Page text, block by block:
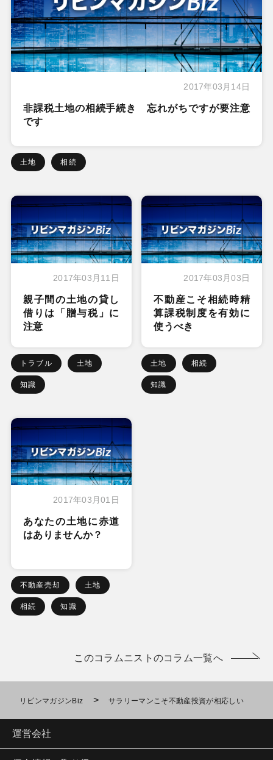
2017年03月14日
非課税土地の相続手続き 忘れがちですが要注意
です
土地 相続
2017年03月11日
親子間の土地の貸し
借りは「贈与税」に
注意
トラブル 土地
知識
2017年03月03日
不動産こそ相続時精
算課税制度を有効に
使うべき
土地 相続
知識
2017年03月01日
あなたの土地に赤道
はありませんか？
不動産売却 土地
相続 知識
このコラムニストのコラム一覧へ
リビンマガジンBiz > サラリーマンこそ不動産投資が相応しい
運営会社